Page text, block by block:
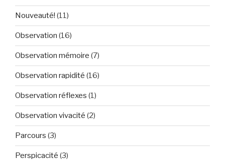
Nouveauté! (11)
Observation (16)
Observation mémoire (7)
Observation rapidité (16)
Observation réflexes (1)
Observation vivacité (2)
Parcours (3)
Perspicacité (3)